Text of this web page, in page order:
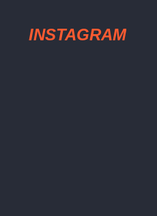
INSTAGRAM